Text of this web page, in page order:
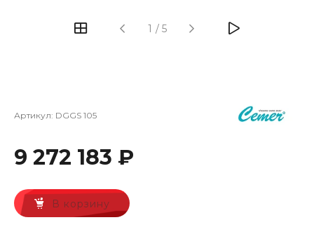
1 / 5
Артикул: DGGS 105
9 272 183 ₽
В корзину